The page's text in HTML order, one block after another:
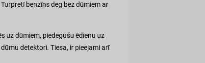
benzīns deg bez dūmiem ar
uz dūmiem, piedegušu ēdienu uz
detektori. Tiesa, ir pieejami arī